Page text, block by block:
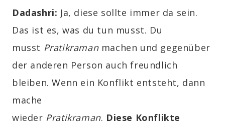
Dadashri: Ja, diese sollte immer da sein.
Das ist es, was du tun musst. Du
musst Pratikramanmachen und gegenüber
der anderen Person auch freundlich
bleiben. Wenn ein Konflikt entsteht, dann
mache
wieder Pratikraman. Diese Konflikte